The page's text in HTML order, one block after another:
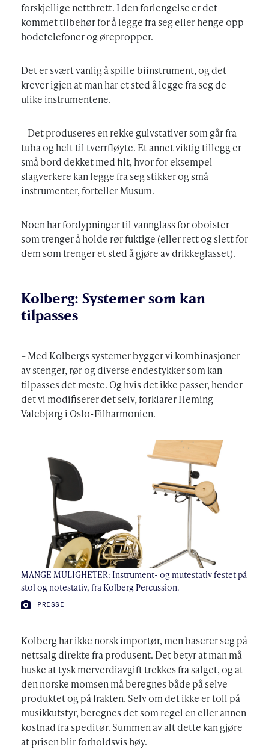
forskjellige nettbrett. I den forlengelse er det
kommet tilbehør for å legge fra seg eller henge opp
hodetelefoner og ørepropper.
Det er svært vanlig å spille biinstrument, og det
krever igjen at man har et sted å legge fra seg de
ulike instrumentene.
– Det produseres en rekke gulvstativer som går fra
tuba og helt til tverrfløyte. Et annet viktig tillegg er
små bord dekket med filt, hvor for eksempel
slagverkere kan legge fra seg stikker og små
instrumenter, forteller Musum.
Noen har fordypninger til vannglass for oboister
som trenger å holde rør fuktige (eller rett og slett for
dem som trenger et sted å gjøre av drikkeglasset).
Kolberg: Systemer som kan
tilpasses
– Med Kolbergs systemer bygger vi kombinasjoner
av stenger, rør og diverse endestykker som kan
tilpasses det meste. Og hvis det ikke passer, hender
det vi modifiserer det selv, forklarer Heming
Valebjørg i Oslo-Filharmonien.
MANGE MULIGHETER: Instrument- og mutestativ festet på
stol og notestativ, fra Kolberg Percussion.
FOTO:
PRESSE
Kolberg har ikke norsk importør, men baserer seg på
nettsalg direkte fra produsent. Det betyr at man må
huske at tysk merverdiavgift trekkes fra salget, og at
den norske momsen må beregnes både på selve
produktet og på frakten. Selv om det ikke er toll på
musikkutstyr, beregnes det som regel en eller annen
kostnad fra speditør. Summen av alt dette kan gjøre
at prisen blir forholdsvis høy.